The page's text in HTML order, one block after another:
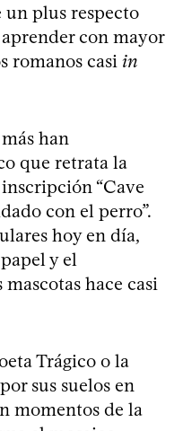
plus respecto
con mayor
romanos casi in
han
que retrata la
“Cave
con el perro”.
hoy en día,
y el
hace casi
Trágico o la
sus suelos en
momentos de la